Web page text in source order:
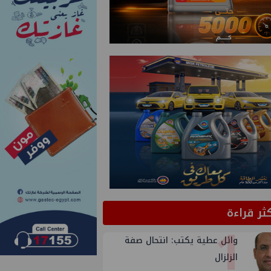
قراءة
وائل عطية يكتب: انتحال صفة
الزلزال